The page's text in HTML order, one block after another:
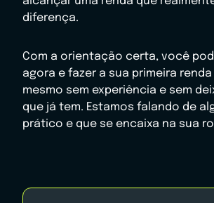
diferença.
Com a orientação certa, você
agora e fazer a sua primeira
mesmo sem experiência e sem
que já tem. Estamos falando de
prático e que se encaixa na sua